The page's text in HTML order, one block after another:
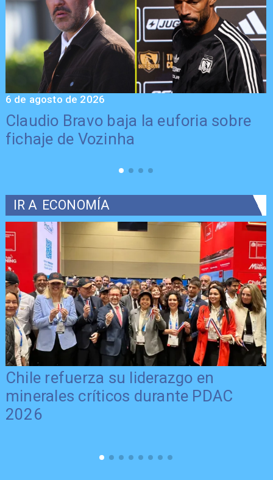
Claudio Bravo baja la euforia sobre
fichaje de Vozinha
6 de agosto de 2026
IR A ECONOMÍA
Chile refuerza su liderazgo en
minerales críticos durante PDAC
2026